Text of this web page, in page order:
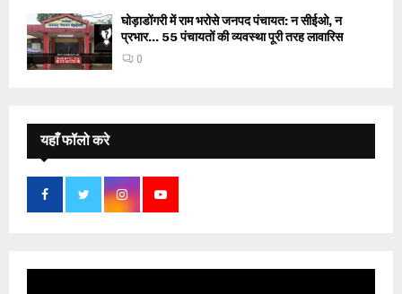
घोड़ाडोंगरी में राम भरोसे जनपद पंचायत: न सीईओ, न
प्रभार… 55 पंचायतों की व्यवस्था पूरी तरह लावारिस
0
यहाँ फॉलो करे